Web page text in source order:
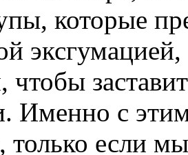
которые
чтобы
Именно с
только если